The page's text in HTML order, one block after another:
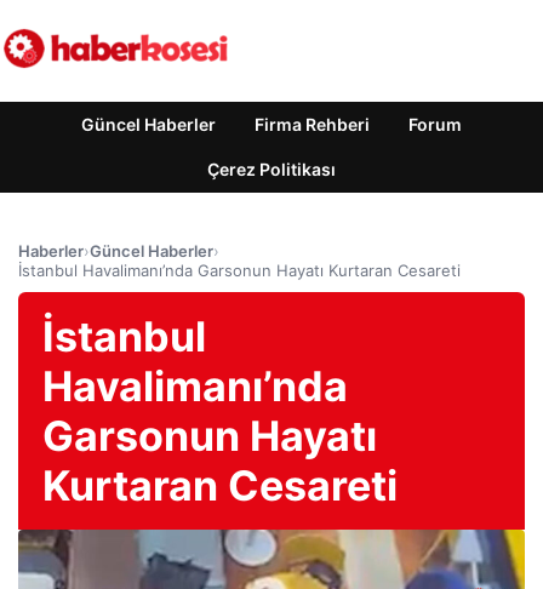
Güncel Haberler Firma Rehberi Forum
Çerez Politikası
Haberler›Güncel Haberler›
İstanbul Havalimanı’nda Garsonun Hayatı Kurtaran Cesareti
İstanbul
Havalimanı’nda
Garsonun Hayatı
Kurtaran Cesareti